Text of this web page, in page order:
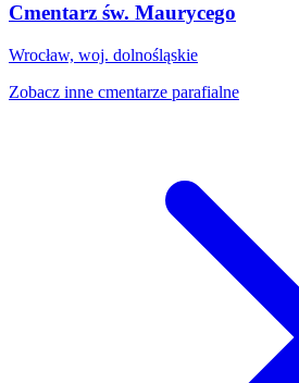
Cmentarz św. Maurycego
Wrocław, woj. dolnośląskie
Zobacz inne cmentarze parafialne